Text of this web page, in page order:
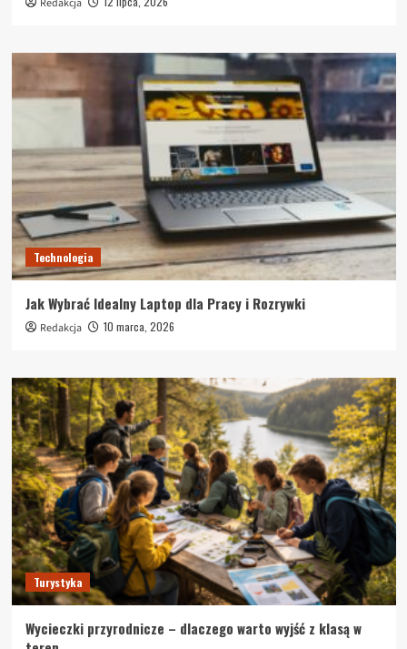
Technologia
Jak Wybrać Idealny Laptop dla Pracy i Rozrywki
Redakcja 10 marca, 2026
Turystyka
Wycieczki przyrodnicze – dlaczego warto wyjść z klasą w